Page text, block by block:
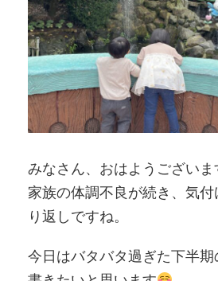
みなさん、おはようござい
家族の体調不良が続き、気
り返しですね。
今日はバタバタ過ぎた下半